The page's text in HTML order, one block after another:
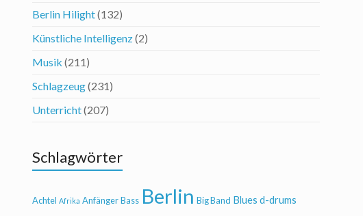
Berlin Hilight(132)
Künstliche Intelligenz(2)
Musik (211)
Schlagzeug(231)
Unterricht(207)
Schlagwörter
Achtel Afrika AnfängerBass Berlin Big Band Blues d-drums